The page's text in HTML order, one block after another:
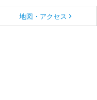
地図・アクセス